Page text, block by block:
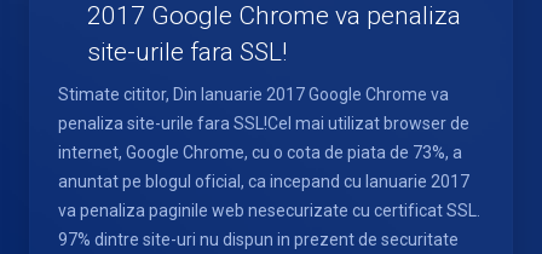
2017 Google Chrome va penaliza
site-urile fara SSL!
Stimate cititor, Din Ianuarie 2017 Google Chrome va
penaliza site-urile fara SSL!Cel mai utilizat browser de
internet, Google Chrome, cu o cota de piata de 73%, a
anuntat pe blogul oficial, ca incepand cu Ianuarie 2017
va penaliza paginile web nesecurizate cu certificat SSL.
97% dintre site-uri nu dispun in prezent de securitate